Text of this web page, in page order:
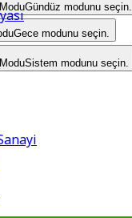
Gündüz modunu seçin.
Gece modunu seçin.
Sistem modunu seçin.